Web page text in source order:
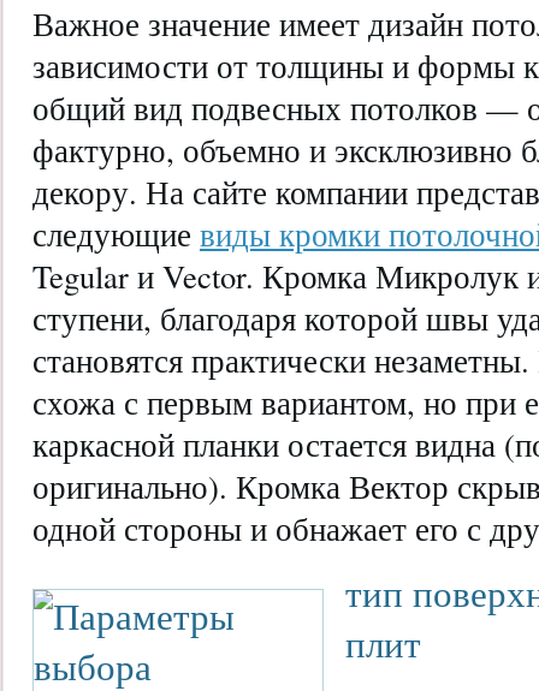
Важное значение имеет дизайн
зависимости от толщины и формы
общий вид подвесных потолков —
фактурно, объемно и эксклюзивно
декору. На сайте компании
следующие виды кромки
Tegular и Vector. Кромка Микролук
ступени, благодаря которой швы
становятся практически
схожа с первым вариантом, но при
каркасной планки остается видна
оригинально). Кромка Вектор
одной стороны и обнажает его с
тип
плит